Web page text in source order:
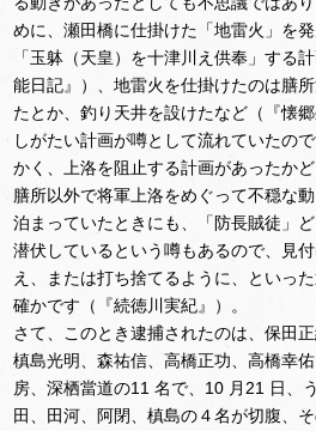
めに、瀬田橋に仕掛けた「地雷火」を
「玉躰（天皇）を十津川え供奉」する
能日記』）、地雷火を仕掛けたのは膳
たとか、釣り天井を設けたなど（『懐
しがたい計画が噂として流れていたの
かく、上洛を阻止する計画があったか
膳所以外で将軍上洛をめぐって不穏な
泊まっていたときにも、「防長賊徒」
潜伏しているという噂もあるので、見
え、または打ち捨てるように、といっ
確かです（『続徳川実紀』）。
さて、このとき逮捕されたのは、保田
槙島光明、森祐信、高橋正功、高橋幸
房、深栖當道の11 名で、10 月21 日、
田、田河、阿閉、槙島の４名が切腹、